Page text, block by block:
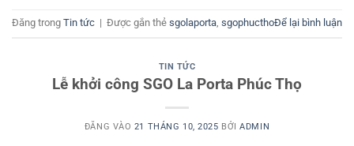
Đăng trong Tin tức | Được gắn thẻ sgolaporta, sgophucthoĐể lại bình luận
TIN TỨC
Lễ khởi công SGO La Porta Phúc Thọ
ĐĂNG VÀO 21 THÁNG 10, 2025 BỞIADMIN